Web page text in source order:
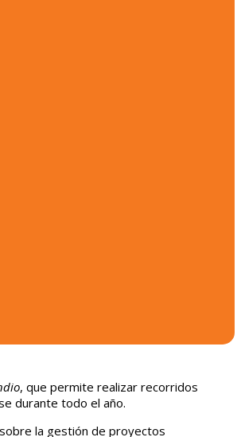
, que permite realizar recorridos
durante todo el año.
la gestión de proyectos